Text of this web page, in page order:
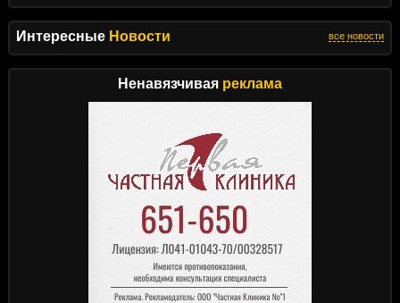
Интересные Новости все новости
Ненавязчивая реклама